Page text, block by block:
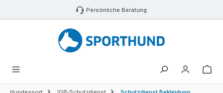
Zum Hauptinhalt springen Persönliche Beratung